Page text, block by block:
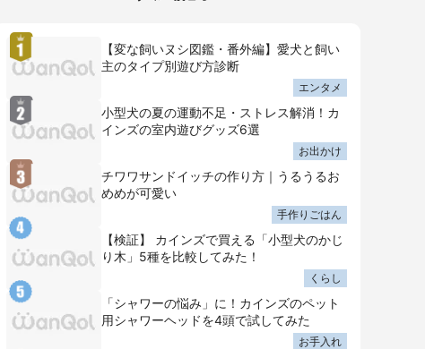
【変な飼いヌシ図鑑・番外編】愛犬と飼い
主のタイプ別遊び方診断
エンタメ
小型犬の夏の運動不足・ストレス解消！カ
インズの室内遊びグッズ6選
お出かけ
チワワサンドイッチの作り方｜うるうるお
めめが可愛い
手作りごはん
【検証】 カインズで買える「小型犬のかじ
り木」5種を比較してみた！
くらし
「シャワーの悩み」に！カインズのペット
用シャワーヘッドを4頭で試してみた
お手入れ